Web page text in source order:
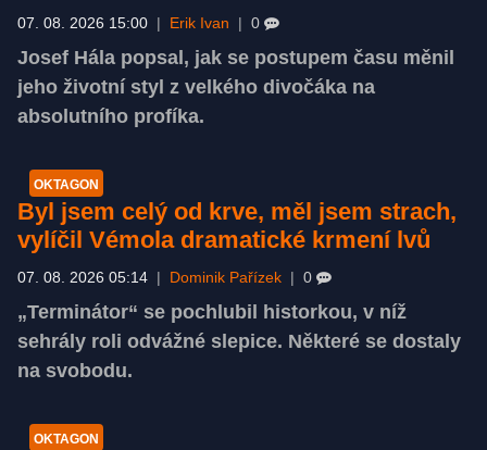
07. 08. 2026 15:00 Erik Ivan 0
Josef Hála popsal, jak se postupem času měnil
jeho životní styl z velkého divočáka na
absolutního profíka.
OKTAGON
Byl jsem celý od krve, měl jsem strach,
vylíčil Vémola dramatické krmení lvů
07. 08. 2026 05:14 Dominik Pařízek 0
„Terminátor“ se pochlubil historkou, v níž
sehrály roli odvážné slepice. Některé se dostaly
na svobodu.
OKTAGON